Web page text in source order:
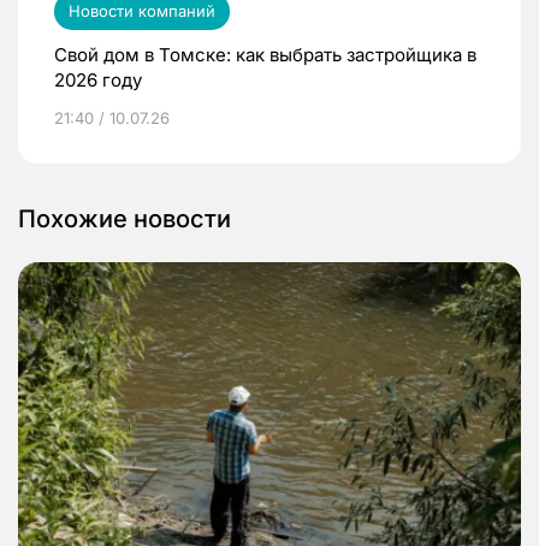
Новости компаний
Свой дом в Томске: как выбрать застройщика в
2026 году
21:40 / 10.07.26
Похожие новости